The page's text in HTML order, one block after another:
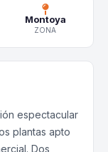
Montoya
ZONA
espectacular
plantas apto
Dos